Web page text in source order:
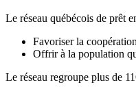
Le réseau québécois de prêt
Favoriser la
Offrir à la population
Le réseau regroupe plus de